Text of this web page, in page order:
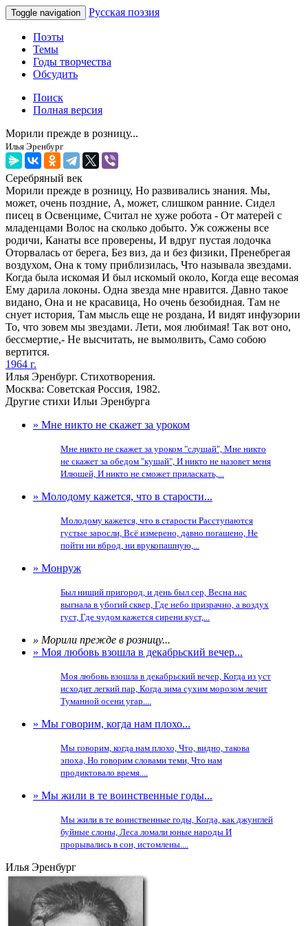
Toggle navigation Русская поэзия
Поэты
Темы
Годы творчества
Обсудить
Поиск
Полная версия
Морили прежде в розницу...
Илья Эренбург
Серебряный век
Морили прежде в розницу, Но развивались знания. Мы,
может, очень поздние, А, может, слишком ранние. Сидел
писец в Освенциме, Считал не хуже робота - От матерей с
младенцами Волос на сколько добыто. Уж сожжены все
родичи, Канаты все проверены, И вдруг пустая лодочка
Оторвалась от берега, Без виз, да и без физики, Пренебрегая
воздухом, Она к тому приблизилась, Что называла звездами.
Когда была искомая И был искомый около, Когда еще весомая
Ему дарила локоны. Одна звезда мне нравится. Давно такое
видано, Она и не красавица, Но очень безобидная. Там не
снует история, Там мысль еще не роздана, И видят инфузории
То, что зовем мы звездами. Лети, моя любимая! Так вот оно,
бессмертие,- Не высчитать, не вымолвить, Само собою
вертится.
1964 г.
Илья Эренбург. Стихотворения.
Москва: Советская Россия, 1982.
Другие стихи Ильи Эренбурга
» Мне никто не скажет за уроком
Мне никто не скажет за уроком "слушай", Мне никто
не скажет за обедом "кушай", И никто не назовет меня
Илюшей, И никто не сможет приласкать,...
» Молодому кажется, что в старости...
Молодому кажется, что в старости Расступаются
густые заросли, Всё измерено, давно погашено, Не
пойти ни вброд, ни врукопашную,...
» Монруж
Был нищий пригород, и день был сер, Весна нас
выгнала в убогий сквер, Где небо призрачно, а воздух
густ, Где чудом кажется сирени куст,...
» Морили прежде в розницу...
» Моя любовь взошла в декабрьский вечер...
Моя любовь взошла в декабрьский вечер, Когда из уст
исходит легкий пар, Когда зима сухим морозом лечит
Туманной осени угар....
» Мы говорим, когда нам плохо...
Мы говорим, когда нам плохо, Что, видно, такова
эпоха, Но говорим словами теми, Что нам
продиктовало время....
» Мы жили в те воинственные годы...
Мы жили в те воинственные годы, Когда, как джунглей
буйные слоны, Леса ломали юные народы И
прорывались в сон, истомлены....
Илья Эренбург